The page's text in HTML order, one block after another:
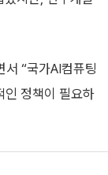
“국가AI컴퓨팅
정책이 필요하